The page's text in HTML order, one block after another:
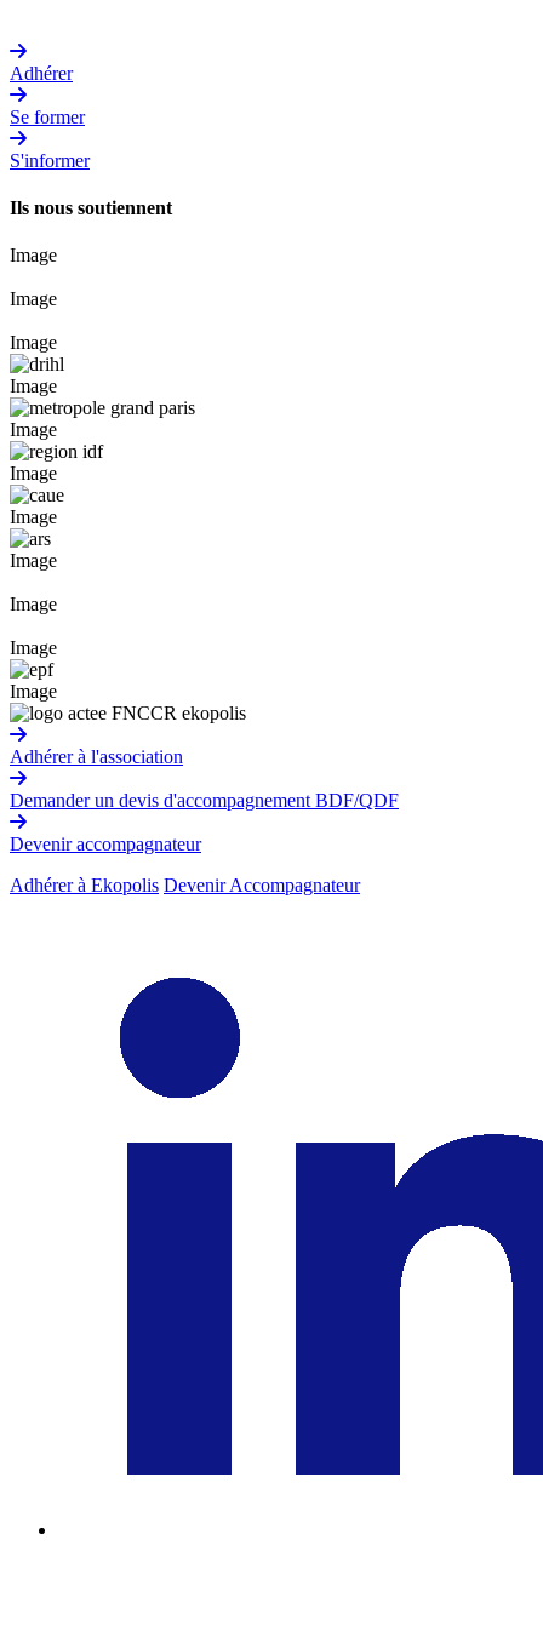
Adhérer
Se former
S'informer
Ils nous soutiennent
Image
Image
Image
Image
Image
Image
Image
Image
Image
Image
Image
Adhérer à l'association
Demander un devis d'accompagnement BDF/QDF
Devenir accompagnateur
Adhérer à Ekopolis Devenir Accompagnateur